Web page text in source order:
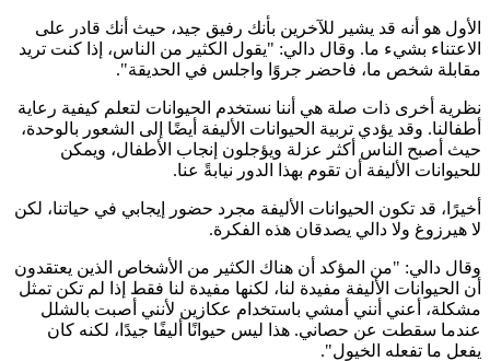
الأول هو أنه قد يشير للآخرين بأنك رفيق جيد، حيث أنك قادر على
الاعتناء بشيء ما. وقال دالي: "يقول الكثير من الناس، إذا كنت تريد
مقابلة شخص ما، فاحضر جروًا واجلس في الحديقة".
نظرية أخرى ذات صلة هي أننا نستخدم الحيوانات لتعلم كيفية رعاية
أطفالنا. وقد يؤدي تربية الحيوانات الأليفة أيضًا إلى الشعور بالوحدة،
حيث أصبح الناس أكثر عزلة ويؤجلون إنجاب الأطفال، ويمكن
للحيوانات الأليفة أن تقوم بهذا الدور نيابةً عنا.
أخيرًا، قد تكون الحيوانات الأليفة مجرد حضور إيجابي في حياتنا، لكن
لا هيرزوغ ولا دالي يصدقان هذه الفكرة.
وقال دالي: "من المؤكد أن هناك الكثير من الأشخاص الذين يعتقدون
أن الحيوانات الأليفة مفيدة لنا، لكنها مفيدة لنا فقط إذا لم تكن تمثل
مشكلة، أعني أنني أمشي باستخدام عكازين لأنني أصبت بالشلل
عندما سقطت عن حصاني. هذا ليس حيوانًا أليفًا جيدًا، لكنه كان
يفعل ما تفعله الخيول".